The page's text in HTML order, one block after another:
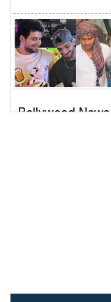
Bollywood News